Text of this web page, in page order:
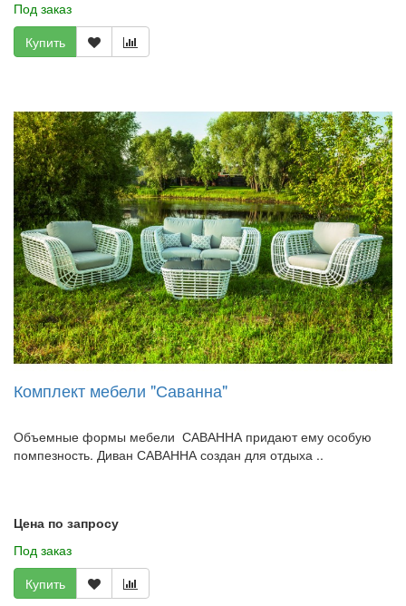
Под заказ
Купить
Комплект мебели "Саванна"
Объемные формы мебели САВАННА придают ему особую
помпезность. Диван САВАННА создан для отдыха ..
Цена по запросу
Под заказ
Купить